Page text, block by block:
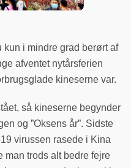
i mindre grad berørt af
afventet nytårsferien
kineserne var.
så kineserne begynder
og ”Oksens år”. Sidste
virussen rasede i Kina
man trods alt bedre fejre